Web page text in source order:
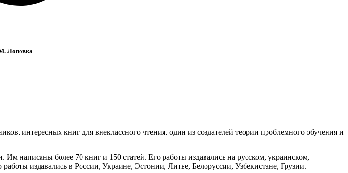
Лоповка
интересных книг для внеклассного чтения, один из создателей теории проблемного обучения и
написаны более 70 книг и 150 статей. Его работы издавались на русском, украинском,
издавались в России, Украине, Эстонии, Литве, Белоруссии, Узбекистане, Грузии.